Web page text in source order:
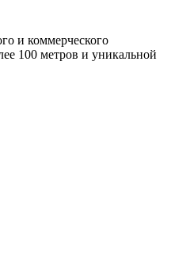
и коммерческого
100 метров и уникальной